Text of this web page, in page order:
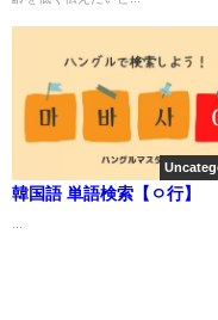
韓国語 単語検索【ㅇ行】